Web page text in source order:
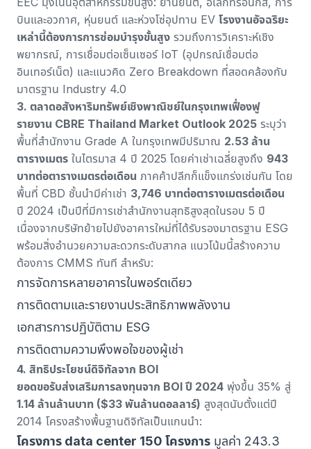
บินและอวกาศ, หุ่นยนต์ และห่วงโซ่อุปทาน EV โรงงานอัจฉริยะ
เหล่านี้ต้องการการซ่อมบำรุงขั้นสูง รวมถึงการวิเคราะห์เชิง
พยากรณ์, การเชื่อมต่อเซ็นเซอร์ IoT (อุปกรณ์เชื่อมต่อ
อินเทอร์เน็ต) และแนวคิด Zero Breakdown ที่สอดคล้องกับ
มาตรฐาน Industry 4.0
3. ตลาดอสังหาริมทรัพย์เชิงพาณิชย์ในกรุงเทพเฟื่องฟู
รายงาน CBRE Thailand Market Outlook 2025 ระบุว่า
พื้นที่สำนักงาน Grade A ในกรุงเทพมีปริมาณ 2.53 ล้าน
ตารางเมตร ในไตรมาส 4 ปี 2025 โดยค่าเช่าเฉลี่ยสูงถึง 943
บาทต่อตารางเมตรต่อเดือน ภาคค้าปลีกก็แข็งแกร่งเช่นกัน โดย
พื้นที่ CBD ชั้นนำมีค่าเช่า 3,746 บาทต่อตารางเมตรต่อเดือน
ปี 2024 เป็นปีที่มีการเช่าสำนักงานสุทธิสูงสุดในรอบ 5 ปี
เนื่องจากบริษัทย้ายไปยังอาคารใหม่ที่ได้รับรองมาตรฐาน ESG
พร้อมสิ่งอำนวยความสะดวกระดับสากล แนวโน้มนี้สร้างความ
ต้องการ CMMS ทันที สำหรับ:
การจัดการหลายอาคารในพอร์ตเดียว
การติดตามและรายงานประสิทธิภาพพลังงาน
เอกสารการปฏิบัติตาม ESG
การติดตามความพึงพอใจของผู้เช่า
4. สิทธิประโยชน์ดิจิทัลจาก BOI
ยอดขอรับส่งเสริมการลงทุนจาก BOI ปี 2024 พุ่งขึ้น 35% สู่
1.14 ล้านล้านบาท ($33 พันล้านดอลลาร์) สูงสุดนับตั้งแต่ปี
2014 โครงสร้างพื้นฐานดิจิทัลเป็นแกนนำ:
โครงการ data center 150 โครงการ มูลค่า 243.3